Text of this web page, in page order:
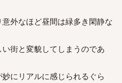
外なほど昼間は緑多き閑静な
街と変貌してしまうのであ
にリアルに感じられるぐら